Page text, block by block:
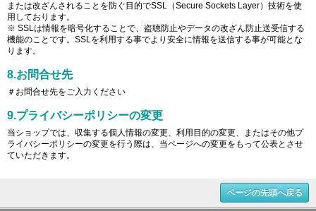
または改ざんされることを防ぐ目的でSSL（Secure Sockets Layer）技術を使
用しております。
※ SSLは情報を暗号化することで、盗聴防止やデータの改ざん防止送受信する
機能のことです。SSLを利用する事でより安全に情報を送信する事が可能とな
ります。
8.お問合せ先
＃お問合せ先をご入力ください
9.プライバシーポリシーの変更
当ショップでは、収集する個人情報の変更、利用目的の変更、またはその他プ
ライバシーポリシーの変更を行う際は、当ページへの変更をもって公表とさせ
ていただきます。
ページの先頭へ戻る